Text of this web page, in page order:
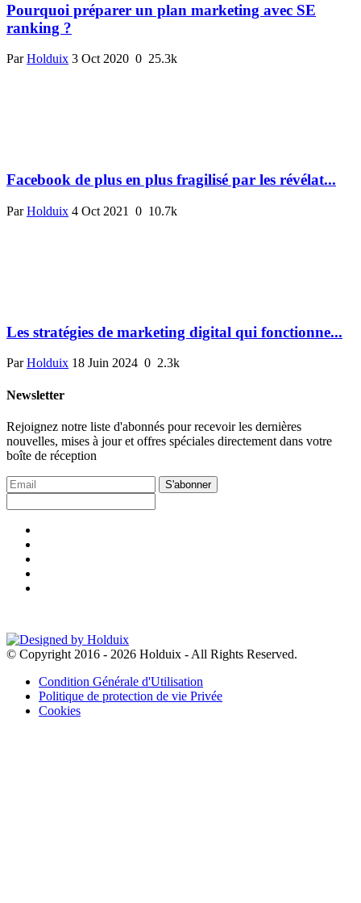
Pourquoi préparer un plan marketing avec SE
ranking ?
ParHolduix 3 Oct 2020 0 25.3k
Facebook de plus en plus fragilisé par les révélat...
ParHolduix 4 Oct 2021 0 10.7k
Les stratégies de marketing digital qui fonctionne...
ParHolduix 18 Juin 2024 0 2.3k
Newsletter
Rejoignez notre liste d'abonnés pour recevoir les dernières
nouvelles, mises à jour et offres spéciales directement dans votre
boîte de réception
S'abonner
© Copyright 2016 - 2026 Holduix - All Rights Reserved.
Condition Générale d'Utilisation
Politique de protection de vie Privée
Cookies